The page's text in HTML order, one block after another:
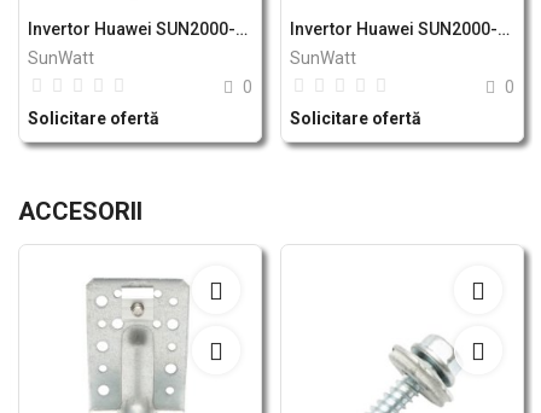
Invertor Huawei SUN2000-20KTL-M2
SunWatt
0
Solicitare ofertă
Invertor Huawei SUN2000-17KTL-M2
SunWatt
0
Solicitare ofertă
ACCESORII